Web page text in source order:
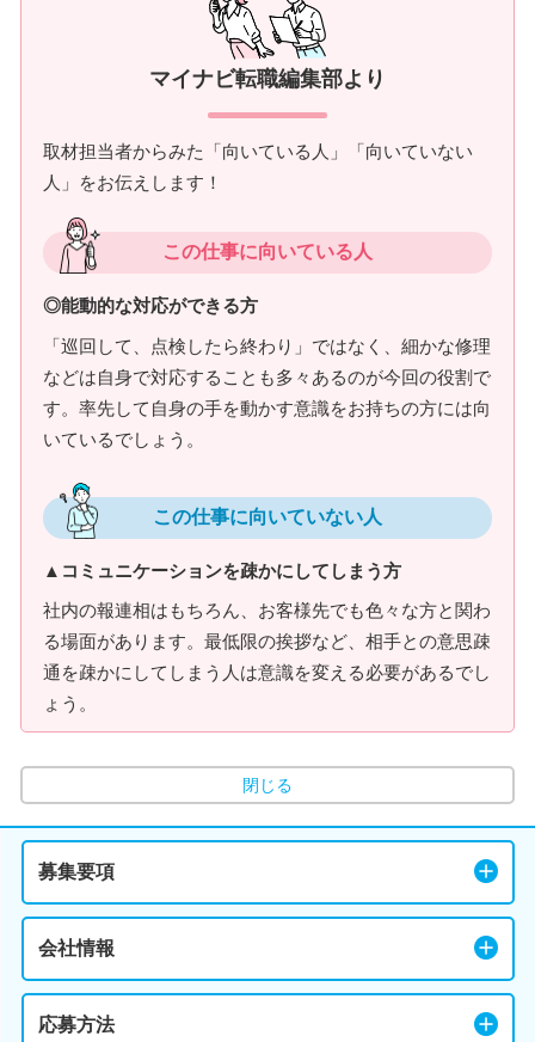
マイナビ転職編集部より
取材担当者からみた「向いている人」「向いていない
人」をお伝えします！
この仕事に向いている人
◎能動的な対応ができる方
「巡回して、点検したら終わり」ではなく、細かな修理
などは自身で対応することも多々あるのが今回の役割で
す。率先して自身の手を動かす意識をお持ちの方には向
いているでしょう。
この仕事に向いていない人
▲コミュニケーションを疎かにしてしまう方
社内の報連相はもちろん、お客様先でも色々な方と関わ
る場面があります。最低限の挨拶など、相手との意思疎
通を疎かにしてしまう人は意識を変える必要があるでし
ょう。
閉じる
募集要項
会社情報
応募方法